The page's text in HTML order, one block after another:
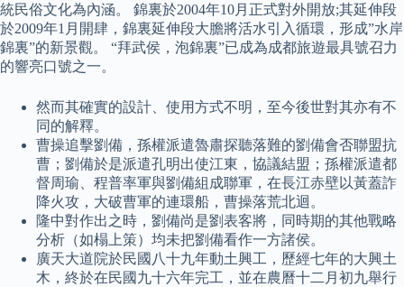
統民俗文化為內涵。 錦裏於2004年10月正式對外開放;其延伸段
於2009年1月開肆，錦裏延伸段大膽將活水引入循環，形成”水岸
錦裏”的新景觀。 “拜武侯，泡錦裏”已成為成都旅遊最具號召力
的響亮口號之一。
然而其確實的設計、使用方式不明，至今後世對其亦有不
同的解釋。
曹操追擊劉備，孫權派遣魯肅探聽落難的劉備會否聯盟抗
曹；劉備於是派遣孔明出使江東，協議結盟；孫權派遣都
督周瑜、程普率軍與劉備組成聯軍，在長江赤壁以黃蓋詐
降火攻，大破曹軍的連環船，曹操落荒北迴。
隆中對作出之時，劉備尚是劉表客將，同時期的其他戰略
分析（如榻上策）均未把劉備看作一方諸侯。
廣天大道院於民國八十九年動土興工，歷經七年的大興土
木，終於在民國九十六年完工，並在農曆十二月初九舉行